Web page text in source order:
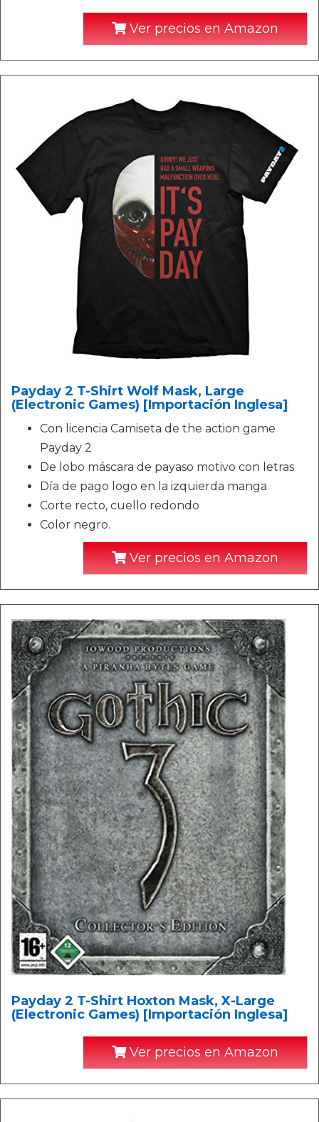
Ver precios en Amazon
Payday 2 T-Shirt Wolf Mask, Large
(Electronic Games) [Importación Inglesa]
Con licencia Camiseta de the action game
Payday 2
De lobo máscara de payaso motivo con letras
Día de pago logo en la izquierda manga
Corte recto, cuello redondo
Color negro.
Ver precios en Amazon
Payday 2 T-Shirt Hoxton Mask, X-Large
(Electronic Games) [Importación Inglesa]
Ver precios en Amazon